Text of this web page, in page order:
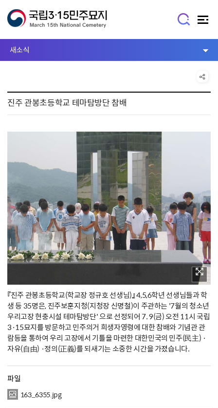
새소식
진주 관봉초등학교 테마탐방단 참배
『진주 관봉초등학교(학교장 정규호 선생님)』 4,5,6학년 선생님들과 학
생 등 35명은, 진주보훈지청(지청장 신명철)이 주관하는 '7월의 청소년
우리고장 현충시설 테마탐방단' 으로 선정되어 7. 9(금) 오전 11시 국립
3·15묘지를 방문하고 민주의거 희생자영령에 대한 참배와 기념관 관
람등을 통하여 우리 고장에서 기틀을 마련한 대한민국의 민주(民主) ·
자유(自由) ·정의(正義)를 되새기는 소중한 시간을 가졌습니다.
파일
163_6355.jpg